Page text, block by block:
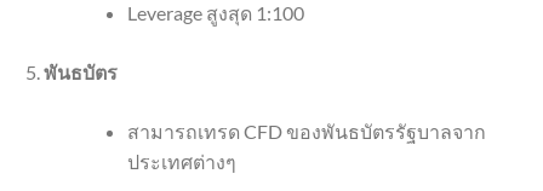
Leverage สูงสุด 1:100
พันธบัตร
สามารถเทรด CFD ของพันธบัตรรัฐบาลจาก
ประเทศต่างๆ